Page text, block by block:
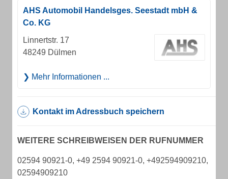
AHS Automobil Handelsges. Seestadt mbH &
Co. KG
Linnertstr. 17
48249 Dülmen
Mehr Informationen ...
Kontakt im Adressbuch speichern
WEITERE SCHREIBWEISEN DER RUFNUMMER
02594 90921-0, +49 2594 90921-0, +492594909210,
02594909210